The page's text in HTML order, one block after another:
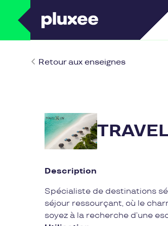
Retour aux enseignes
Description
Spécialiste de destinations
séjour ressourçant, où le
soyez à la recherche d’une